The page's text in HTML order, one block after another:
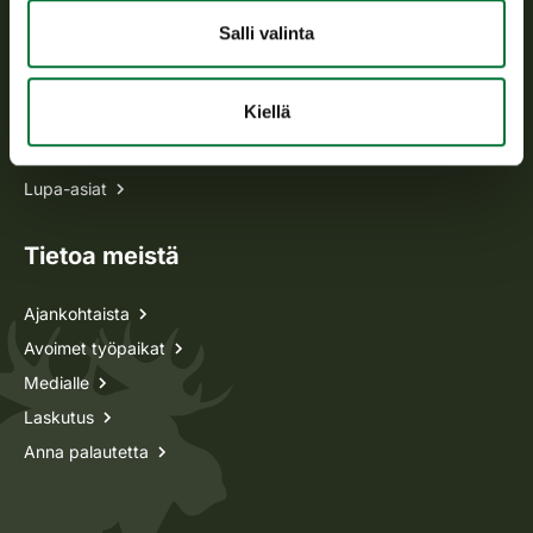
Salli valinta
Kiellä
Oma riista -asiat
Lupa-asiat
Tietoa meistä
Ajankohtaista
Avoimet työpaikat
Medialle
Laskutus
Anna palautetta